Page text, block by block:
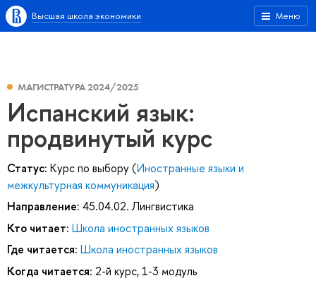
Меню
Высшая школа экономики
МАГИСТРАТУРА 2024/2025
Испанский язык:
продвинутый курс
Статус: Курс по выбору (Иностранные языки и
межкультурная коммуникация)
Направление: 45.04.02. Лингвистика
Кто читает: Школа иностранных языков
Где читается: Школа иностранных языков
Когда читается: 2-й курс, 1-3 модуль